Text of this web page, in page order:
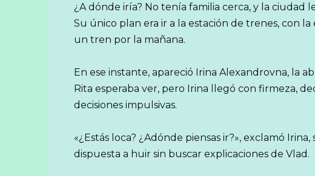
¿A dónde iría? No tenía familia cerca, y la
Su único plan era ir a la estación de trenes, con
un tren por la mañana.
En ese instante, apareció Irina Alexandrovna, la
Rita esperaba ver, pero Irina llegó con firmeza,
decisiones impulsivas.
«¿Estás loca? ¿Adónde piensas ir?», exclamó
dispuesta a huir sin buscar explicaciones de Vlad.